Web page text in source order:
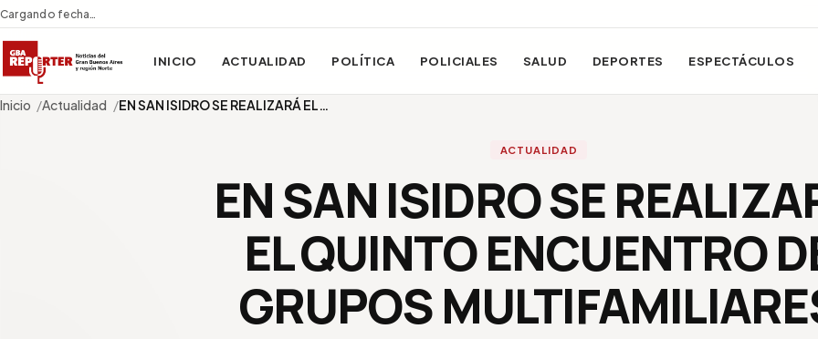
Cargando fecha…
INICIO ACTUALIDAD POLÍTICA POLICIALES SALUD DEPORTES ESPECTÁCULOS
Inicio Actualidad EN SAN ISIDRO SE REALIZARÁ EL…
ACTUALIDAD
EN SAN ISIDRO SE
EL QUINTO ENCUENTRO
GRUPOS